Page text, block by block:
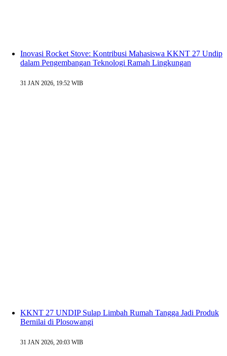
Inovasi Rocket Stove: Kontribusi Mahasiswa KKNT 27 Undip
dalam Pengembangan Teknologi Ramah Lingkungan
31 JAN 2026, 19:52 WIB
KKNT 27 UNDIP Sulap Limbah Rumah Tangga Jadi Produk
Bernilai di Plosowangi
31 JAN 2026, 20:03 WIB